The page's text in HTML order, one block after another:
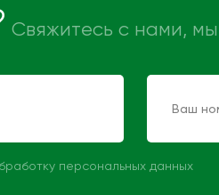
Свяжитесь с нами,
персональных данных